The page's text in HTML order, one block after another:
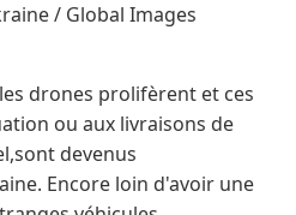
/ Global Images
drones prolifèrent et ces
ou aux livraisons de
devenus
Encore loin d'avoir une